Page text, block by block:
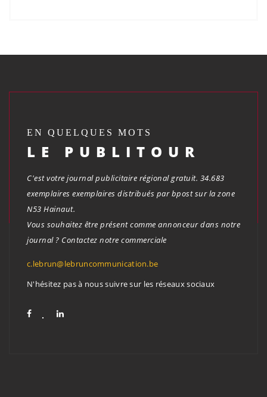
EN QUELQUES MOTS
LE PUBLITOUR
C'est votre journal publicitaire régional gratuit. 34.683
exemplaires exemplaires distribués par bpost sur la zone
N53 Hainaut.
Vous souhaitez être présent comme annonceur dans notre
journal ? Contactez notre commerciale
c.lebrun@lebruncommunication.be
N'hésitez pas à nous suivre sur les réseaux sociaux